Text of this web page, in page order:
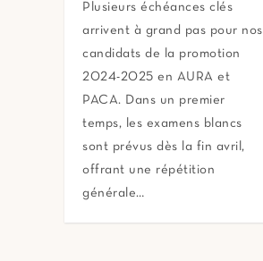
Plusieurs échéances clés
arrivent à grand pas pour nos
candidats de la promotion
2024-2025 en AURA et
PACA. Dans un premier
temps, les examens blancs
sont prévus dès la fin avril,
offrant une répétition
générale…